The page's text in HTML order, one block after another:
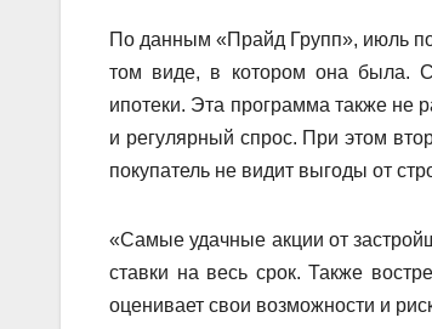
По данным «Прайд Групп», июль
том виде, в котором она была.
ипотеки. Эта программа также не
и регулярный спрос. При этом
покупатель не видит выгоды от
«Самые удачные акции от
ставки на весь срок. Также
оценивает свои возможности и